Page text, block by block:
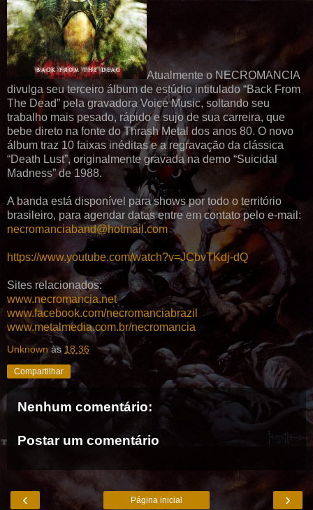
Atualmente o NECROMANCIA
divulga seu terceiro álbum de estúdio intitulado “Back From
The Dead” pela gravadora Voice Music, soltando seu
trabalho mais pesado, rápido e sujo de sua carreira, que
bebe direto na fonte do Thrash Metal dos anos 80. O novo
álbum traz 10 faixas inéditas e a regravação da clássica
“Death Lust”, originalmente gravada na demo “Suicidal
Madness” de 1988.
A banda está disponível para shows por todo o território
brasileiro, para agendar datas entre em contato pelo e-mail:
necromanciaband@hotmail.com
https://www.youtube.com/watch?v=JCbvTKdj-dQ
Sites relacionados:
www.necromancia.net
www.facebook.com/necromanciabrazil
www.metalmedia.com.br/necromancia
Unknown às 18:36
Compartilhar
Nenhum comentário:
Postar um comentário
‹ ›
Página inicial